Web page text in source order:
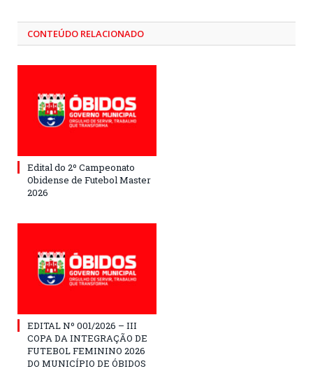
CONTEÚDO RELACIONADO
Edital do 2º Campeonato
Obidense de Futebol Master
2026
EDITAL Nº 001/2026 – III
COPA DA INTEGRAÇÃO DE
FUTEBOL FEMININO 2026
DO MUNICÍPIO DE ÓBIDOS